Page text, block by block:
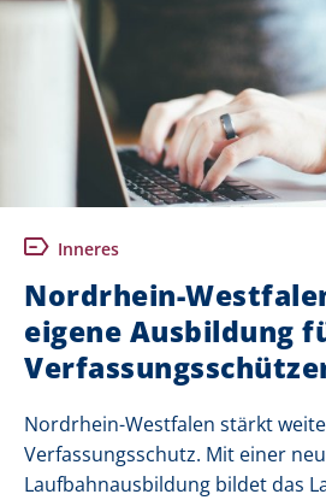
Inneres
Nordrhein-
eigene Ausbildung
Nordrhein-Westfalen stärkt
Verfassungsschutz. Mit einer
Laufbahnausbildung bildet das